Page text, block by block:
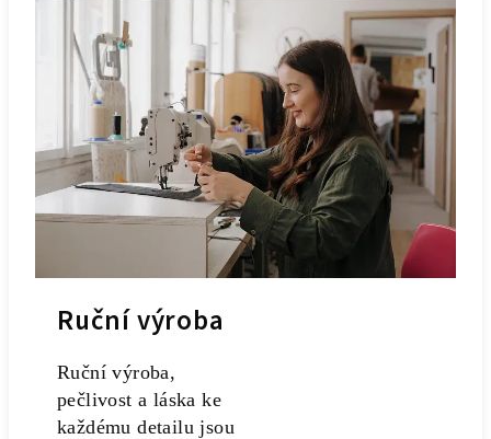
Ruční výroba
Ruční výroba,
pečlivost a láska ke
každému detailu jsou